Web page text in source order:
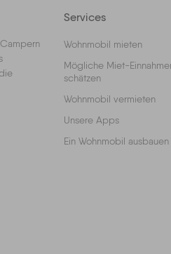
Services
Wohnmobil mieten
Mögliche Miet-
schätzen
Wohnmobil vermieten
Unsere Apps
Ein Wohnmobil ausbauen